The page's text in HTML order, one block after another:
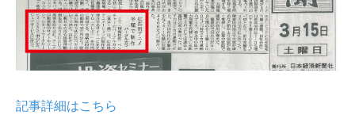
- 動画に関するご相談はこちら -
お問合わせ・無料見積もり
記事詳細はこちら